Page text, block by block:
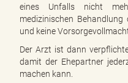
eines Unfalls nicht
medizinischen
und keine
Der Arzt ist dann
damit der Ehepartner
machen kann.